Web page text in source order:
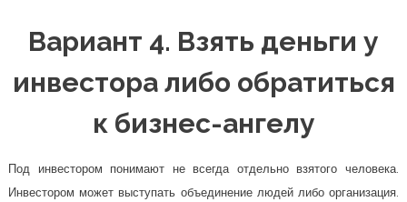
Вариант 4. Взять деньги у
инвестора либо обратиться
к бизнес-ангелу
Под инвестором понимают не всегда отдельно взятого человека.
Инвестором может выступать объединение людей либо организация.